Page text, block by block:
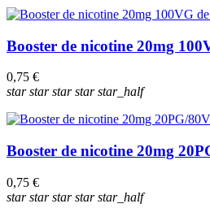
Booster de nicotine 20mg
0,75 €
starstarstarstarstar_half
Booster de nicotine 20mg
0,75 €
starstarstarstarstar_half